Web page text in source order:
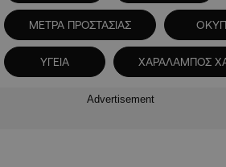
ΜΕΤΡΑ ΠΡΟΣΤΑΣΙΑΣ
ΥΓΕΙΑ ΧΑΡΑΛΑΜΠΟΣ
Advertisement